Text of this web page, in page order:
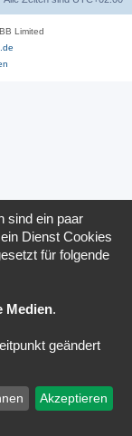
Limited
sind ein paar
Dienst Cookies
für folgende
Medien.
geändert
Akzeptieren